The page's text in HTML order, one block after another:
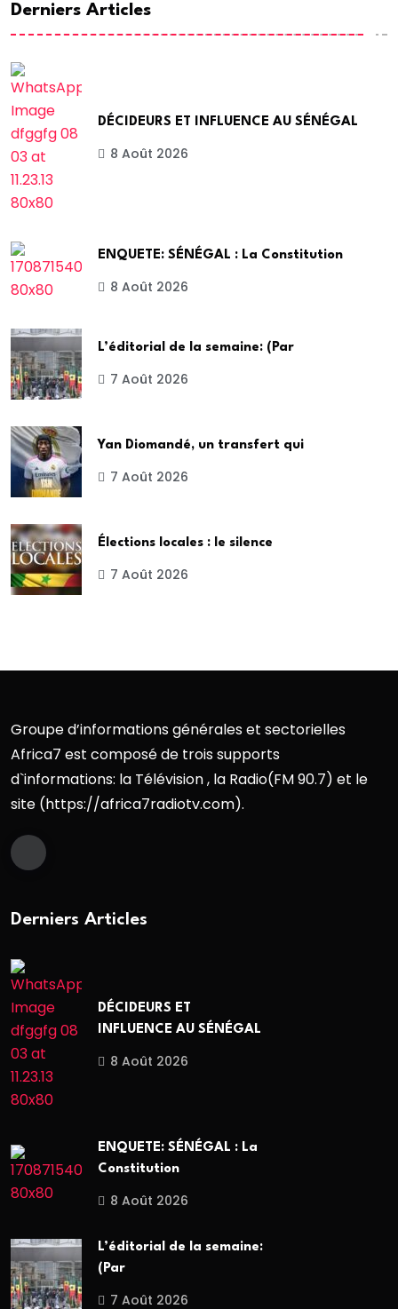
Derniers Articles
DÉCIDEURS ET INFLUENCE AU SÉNÉGAL
8 Août 2026
ENQUETE: SÉNÉGAL : La Constitution
8 Août 2026
L’éditorial de la semaine: (Par
7 Août 2026
Yan Diomandé, un transfert qui
7 Août 2026
Élections locales : le silence
7 Août 2026
Groupe d’informations générales et sectorielles
Africa7 est composé de trois supports
d`informations: la Télévision , la Radio(FM 90.7) et le
site (https://africa7radiotv.com).
Derniers Articles
DÉCIDEURS ET
INFLUENCE AU SÉNÉGAL
8 Août 2026
ENQUETE: SÉNÉGAL : La
Constitution
8 Août 2026
L’éditorial de la semaine:
(Par
7 Août 2026